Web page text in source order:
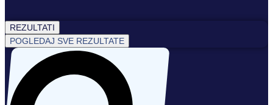
REZULTATI
POGLEDAJ SVE REZULTATE